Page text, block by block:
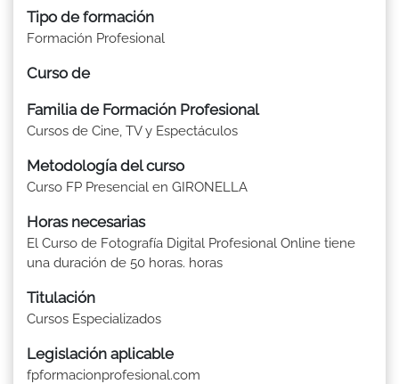
Tipo de formación
Formación Profesional
Curso de
Familia de Formación Profesional
Cursos de Cine, TV y Espectáculos
Metodología del curso
Curso FP Presencial en GIRONELLA
Horas necesarias
El Curso de Fotografía Digital Profesional Online tiene
una duración de 50 horas. horas
Titulación
Cursos Especializados
Legislación aplicable
fpformacionprofesional.com